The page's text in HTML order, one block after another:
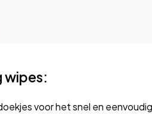
wipes:
voor het snel en